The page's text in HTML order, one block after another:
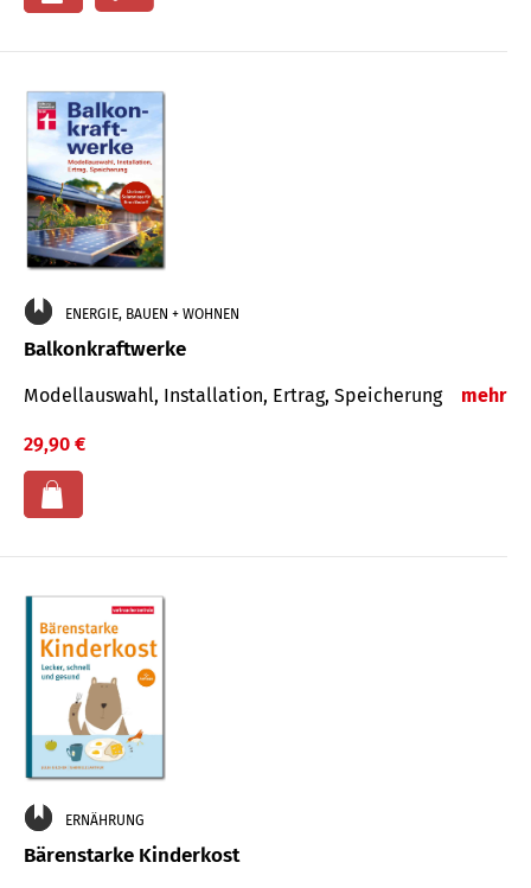
ENERGIE, BAUEN + WOHNEN
Balkonkraftwerke
Modellauswahl, Installation, Ertrag, Speicherung mehr
29,90 €
ERNÄHRUNG
Bärenstarke Kinderkost